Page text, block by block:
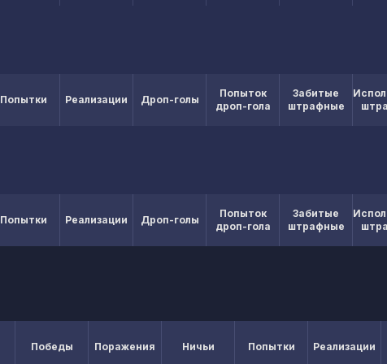
Попытки Реализации Дроп-голы
Попыток
дроп-гола
Забитые
штрафные
Попытки Реализации Дроп-голы
Попыток
дроп-гола
Забитые
штрафные
Победы Поражения Ничьи Попытки Реализации